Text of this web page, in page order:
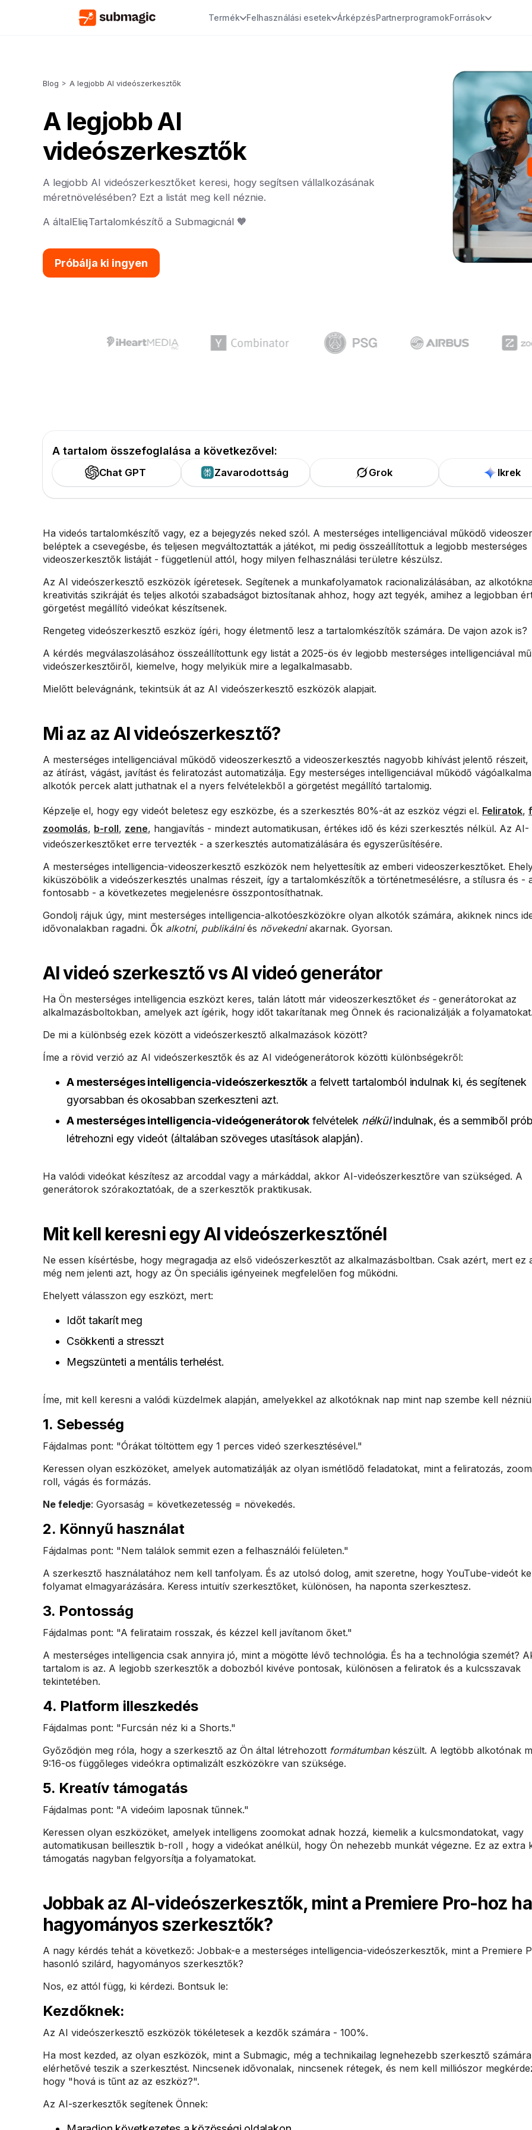
Termék Felhasználási esetek ÁrképzésPartnerprogramokForrások
Blog > A legjobb AI videószerkesztők
A legjobb AI
videószerkesztők
A legjobb AI videószerkesztőket keresi, hogy segítsen vállalkozásának
méretnövelésében? Ezt a listát meg kell néznie.
A általElie,Tartalomkészítő a Submagicnál 🧡
Próbálja ki ingyen
A tartalom összefoglalása a következővel:
Chat GPT Zavarodottság Grok Ikrek
Ha videós tartalomkészítő vagy, ez a bejegyzés neked szól. A mesterséges intelligenciával működő
beléptek a csevegésbe, és teljesen megváltoztatták a játékot, mi pedig összeállítottuk a legjobb mesterséges
videoszerkesztők listáját - függetlenül attól, hogy milyen felhasználási területre készülsz.
Az AI videószerkesztő eszközök ígéretesek. Segítenek a munkafolyamatok racionalizálásában, az
kreativitás szikráját és teljes alkotói szabadságot biztosítanak ahhoz, hogy azt tegyék, amihez a legjobban
görgetést megállító videókat készítsenek.
Rengeteg videószerkesztő eszköz ígéri, hogy életmentő lesz a tartalomkészítők számára. De vajon azok is?
A kérdés megválaszolásához összeállítottunk egy listát a 2025-ös év legjobb mesterséges intelligenciával
videószerkesztőiről, kiemelve, hogy melyikük mire a legalkalmasabb.
Mielőtt belevágnánk, tekintsük át az AI videószerkesztő eszközök alapjait.
Mi az az AI videószerkesztő?
A mesterséges intelligenciával működő videoszerkesztő a videoszerkesztés nagyobb kihívást jelentő részeit,
az átírást, vágást, javítást és feliratozást automatizálja. Egy mesterséges intelligenciával működő
alkotók percek alatt juthatnak el a nyers felvételekből a görgetést megállító tartalomig.
Képzelje el, hogy egy videót beletesz egy eszközbe, és a szerkesztés 80%-át az eszköz végzi el. Feliratok,
zoomolás, b-roll, zene, hangjavítás - mindezt automatikusan, értékes idő és kézi szerkesztés nélkül. Az AI-
videószerkesztőket erre tervezték - a szerkesztés automatizálására és egyszerűsítésére.
A mesterséges intelligencia-videoszerkesztő eszközök nem helyettesítik az emberi videoszerkesztőket.
kiküszöbölik a videószerkesztés unalmas részeit, így a tartalomkészítők a történetmesélésre, a stílusra és -
fontosabb - a következetes megjelenésre összpontosíthatnak.
Gondolj rájuk úgy, mint mesterséges intelligencia-alkotóeszközökre olyan alkotók számára, akiknek nincs
idővonalakban ragadni. Ők alkotni, publikálniés növekedniakarnak. Gyorsan.
AI videó szerkesztő vs AI videó generátor
Ha Ön mesterséges intelligencia eszközt keres, talán látott már videoszerkesztőket és - generátorokat az
alkalmazásboltokban, amelyek azt ígérik, hogy időt takarítanak meg Önnek és racionalizálják a folyamatokat.
De mi a különbség ezek között a videószerkesztő alkalmazások között?
Íme a rövid verzió az AI videószerkesztők és az AI videógenerátorok közötti különbségekről:
A mesterséges intelligencia-videószerkesztők a felvett tartalomból indulnak ki, és segítenek
gyorsabban és okosabban szerkeszteni azt.
A mesterséges intelligencia-videógenerátorok felvételek nélkülindulnak, és a semmiből
létrehozni egy videót (általában szöveges utasítások alapján).
Ha valódi videókat készítesz az arcoddal vagy a márkáddal, akkor AI-videószerkesztőre van szükséged. A
generátorok szórakoztatóak, de a szerkesztők praktikusak.
Mit kell keresni egy AI videószerkesztőnél
Ne essen kísértésbe, hogy megragadja az első videószerkesztőt az alkalmazásboltban. Csak azért, mert ez
még nem jelenti azt, hogy az Ön speciális igényeinek megfelelően fog működni.
Ehelyett válasszon egy eszközt, mert:
Időt takarít meg
Csökkenti a stresszt
Megszünteti a mentális terhelést.
Íme, mit kell keresni a valódi küzdelmek alapján, amelyekkel az alkotóknak nap mint nap szembe kell
1. Sebesség
Fájdalmas pont: "Órákat töltöttem egy 1 perces videó szerkesztésével."
Keressen olyan eszközöket, amelyek automatizálják az olyan ismétlődő feladatokat, mint a feliratozás,
roll, vágás és formázás.
Ne feledje: Gyorsaság = következetesség = növekedés.
2. Könnyű használat
Fájdalmas pont: "Nem találok semmit ezen a felhasználói felületen."
A szerkesztő használatához nem kell tanfolyam. És az utolsó dolog, amit szeretne, hogy YouTube-videót
folyamat elmagyarázására. Keress intuitív szerkesztőket, különösen, ha naponta szerkesztesz.
3. Pontosság
Fájdalmas pont: "A felirataim rosszak, és kézzel kell javítanom őket."
A mesterséges intelligencia csak annyira jó, mint a mögötte lévő technológia. És ha a technológia szemét?
tartalom is az. A legjobb szerkesztők a dobozból kivéve pontosak, különösen a feliratok és a kulcsszavak
tekintetében.
4. Platform illeszkedés
Fájdalmas pont: "Furcsán néz ki a Shorts."
Győződjön meg róla, hogy a szerkesztő az Ön által létrehozott formátumbankészült. A legtöbb alkotónak
9:16-os függőleges videókra optimalizált eszközökre van szüksége.
5. Kreatív támogatás
Fájdalmas pont: "A videóim laposnak tűnnek."
Keressen olyan eszközöket, amelyek intelligens zoomokat adnak hozzá, kiemelik a kulcsmondatokat, vagy
automatikusan beillesztik b-roll , hogy a videókat anélkül, hogy Ön nehezebb munkát végezne. Ez az extra
támogatás nagyban felgyorsítja a folyamatokat.
Jobbak az AI-videószerkesztők, mint a Premiere Pro-hoz
hagyományos szerkesztők?
A nagy kérdés tehát a következő: Jobbak-e a mesterséges intelligencia-videószerkesztők, mint a Premiere
hasonló szilárd, hagyományos szerkesztők?
Nos, ez attól függ, ki kérdezi. Bontsuk le:
Kezdőknek:
Az AI videószerkesztő eszközök tökéletesek a kezdők számára - 100%.
Ha most kezded, az olyan eszközök, mint a Submagic, még a technikailag legnehezebb szerkesztő
elérhetővé teszik a szerkesztést. Nincsenek idővonalak, nincsenek rétegek, és nem kell milliószor
hogy "hová is tűnt az az eszköz?".
Az AI-szerkesztők segítenek Önnek: